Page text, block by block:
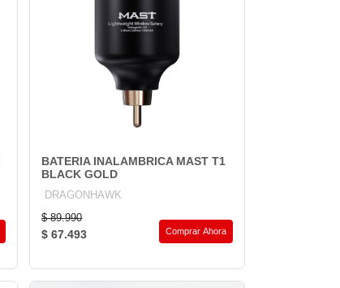
BATERIA INALAMBRICA MAST T1
BLACK GOLD
DRAGONHAWK
$ 89.990
$ 67.493 Comprar Ahora